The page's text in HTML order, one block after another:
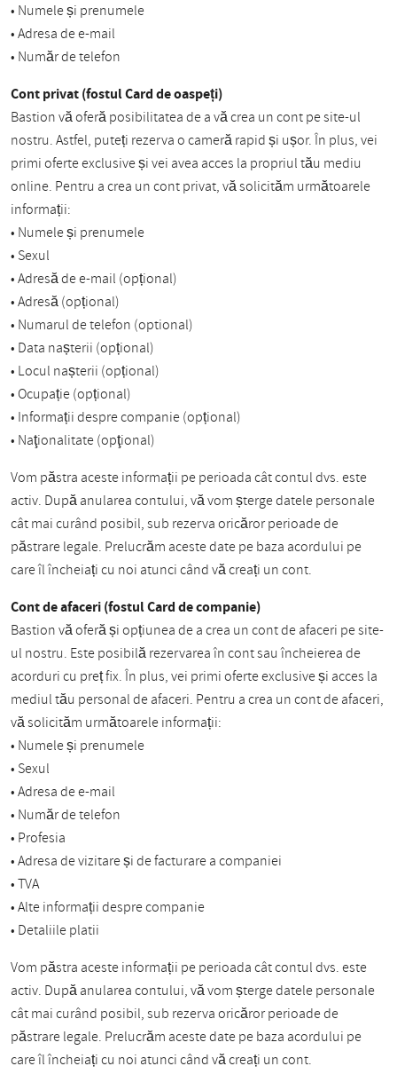
• Numele și prenumele
• Adresa de e-mail
• Număr de telefon
Cont privat (fostul Card de oaspeți)
Bastion vă oferă posibilitatea de a vă crea un cont pe site-ul
nostru. Astfel, puteți rezerva o cameră rapid și ușor. În plus, vei
primi oferte exclusive și vei avea acces la propriul tău mediu
online. Pentru a crea un cont privat, vă solicităm următoarele
informații:
• Numele și prenumele
• Sexul
• Adresă de e-mail (opțional)
• Adresă (opțional)
• Numarul de telefon (optional)
• Data nașterii (opțional)
• Locul nașterii (opțional)
• Ocupație (opțional)
• Informații despre companie (opțional)
• Naţionalitate (opţional)
Vom păstra aceste informații pe perioada cât contul dvs. este
activ. După anularea contului, vă vom șterge datele personale
cât mai curând posibil, sub rezerva oricăror perioade de
păstrare legale. Prelucrăm aceste date pe baza acordului pe
care îl încheiați cu noi atunci când vă creați un cont.
Cont de afaceri (fostul Card de companie)
Bastion vă oferă și opțiunea de a crea un cont de afaceri pe site-
ul nostru. Este posibilă rezervarea în cont sau încheierea de
acorduri cu preț fix. În plus, vei primi oferte exclusive și acces la
mediul tău personal de afaceri. Pentru a crea un cont de afaceri,
vă solicităm următoarele informații:
• Numele și prenumele
• Sexul
• Adresa de e-mail
• Număr de telefon
• Profesia
• Adresa de vizitare și de facturare a companiei
• TVA
• Alte informații despre companie
• Detaliile platii
Vom păstra aceste informații pe perioada cât contul dvs. este
activ. După anularea contului, vă vom șterge datele personale
cât mai curând posibil, sub rezerva oricăror perioade de
păstrare legale. Prelucrăm aceste date pe baza acordului pe
care îl încheiați cu noi atunci când vă creați un cont.